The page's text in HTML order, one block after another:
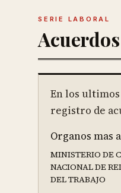
SERIE LABORAL
En los ultimos
registro de
Organos mas
MINISTERIO DE
NACIONAL DE
DEL TRABAJO